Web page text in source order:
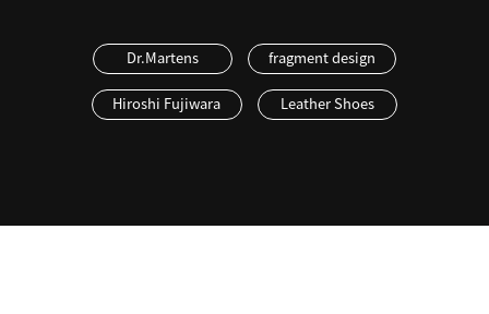
Dr.Martens fragment design
Hiroshi Fujiwara Leather Shoes